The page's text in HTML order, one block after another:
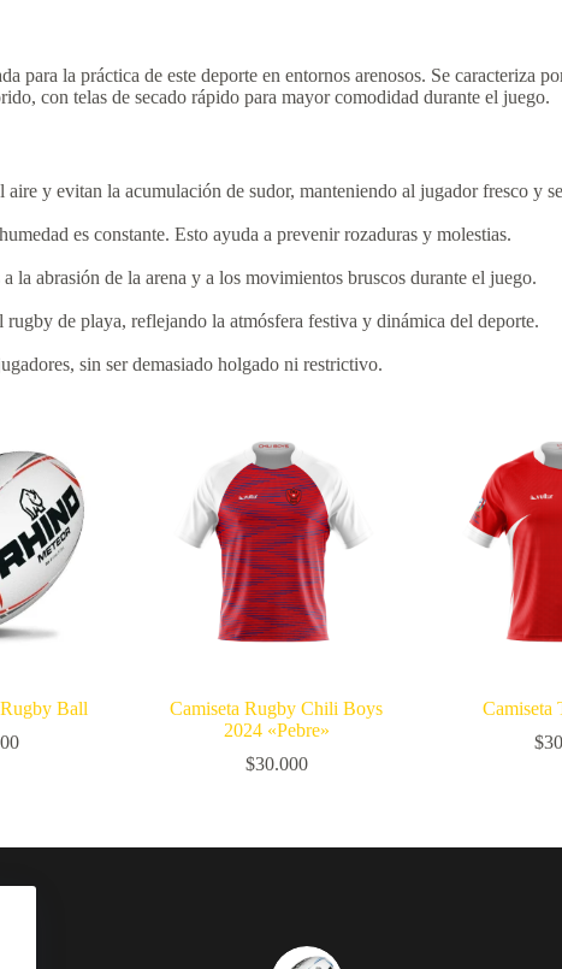
para la práctica de este deporte en entornos arenosos. Se caracteriza
con telas de secado rápido para mayor comodidad durante el juego.
y evitan la acumulación de sudor, manteniendo al jugador fresco y
es constante. Esto ayuda a prevenir rozaduras y molestias.
la abrasión de la arena y a los movimientos bruscos durante el juego.
de playa, reflejando la atmósfera festiva y dinámica del deporte.
sin ser demasiado holgado ni restrictivo.
Ball
Camiseta Rugby Chili Boys
2024 «Pebre»
$30.000
Camiseta
$